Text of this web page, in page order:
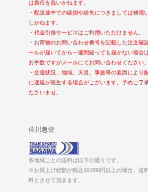
は責任を負いかねます。
・配送途中での破損や紛失につきましては補償
しかねます。
・代金引換サービスはご利用いただけません。
・お荷物のお問い合わせ番号を記載した注文確
ールが届いてから一週間経っても届かない場合は
お手数ですがメールにてお問い合わせください。
・交通状況、地域、天災、事故等の要因により
に遅延が発生する場合がございます。予めご了
ださいませ。
佐川急便
各地域ごとの送料は以下の通りです。
※お買上げ総額が税込10,000円以上の場合、送
料とさせて頂きます。